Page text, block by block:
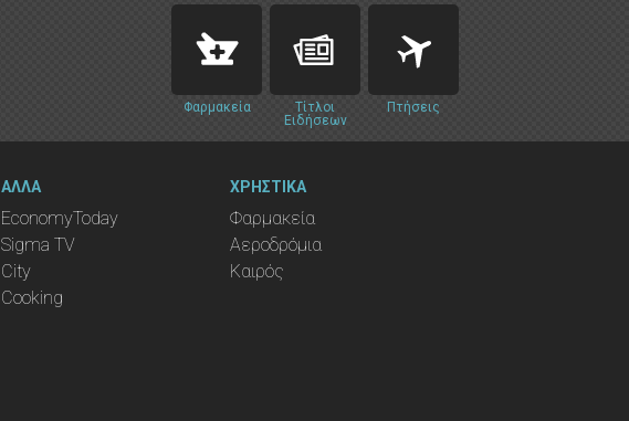
Φαρμακεία
Τίτλοι
Ειδήσεων
Πτήσεις
ΑΛΛΑ
EconomyToday
Sigma TV
City
Cooking
ΧΡΗΣΤΙΚΑ
Φαρμακεία
Αεροδρόμια
Καιρός